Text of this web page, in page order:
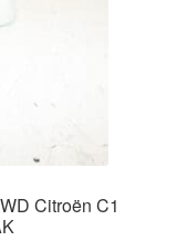
Citroën C1